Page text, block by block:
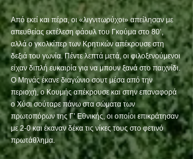
Από εκεί και πέρα, οι «λιγνιτωρύχοι» απείλησαν με
απευθείας εκτέλεση φάουλ του Γκούμα στο 80’,
αλλά ο γκολκίπερ των Κρητικών απέκρουσε στη
δεξιά του γωνία. Πέντε λεπτά μετά, οι φιλοξενούμενοι
είχαν διπλή ευκαιρία για να μπουν ξανά στο παιχνίδι.
Ο Μηνάς έκανε διαγώνιο σουτ μέσα από την
περιοχή, ο Κουμής απέκρουσε και στην επαναφορά
ο Χύσι σούταρε πάνω στα σώματα των
πρωτοπόρων της Γ’ Εθνικής, οι οποίοι επικράτησαν
με 2-0 και έκαναν δέκα τις νίκες τους στο φετινό
πρωτάθλημα.